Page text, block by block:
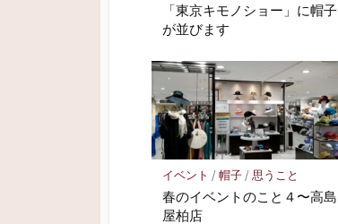
「東京キモノショー」に帽子
が並びます
イベント /帽子/思うこと
春のイベントのこと４〜高島
屋柏店